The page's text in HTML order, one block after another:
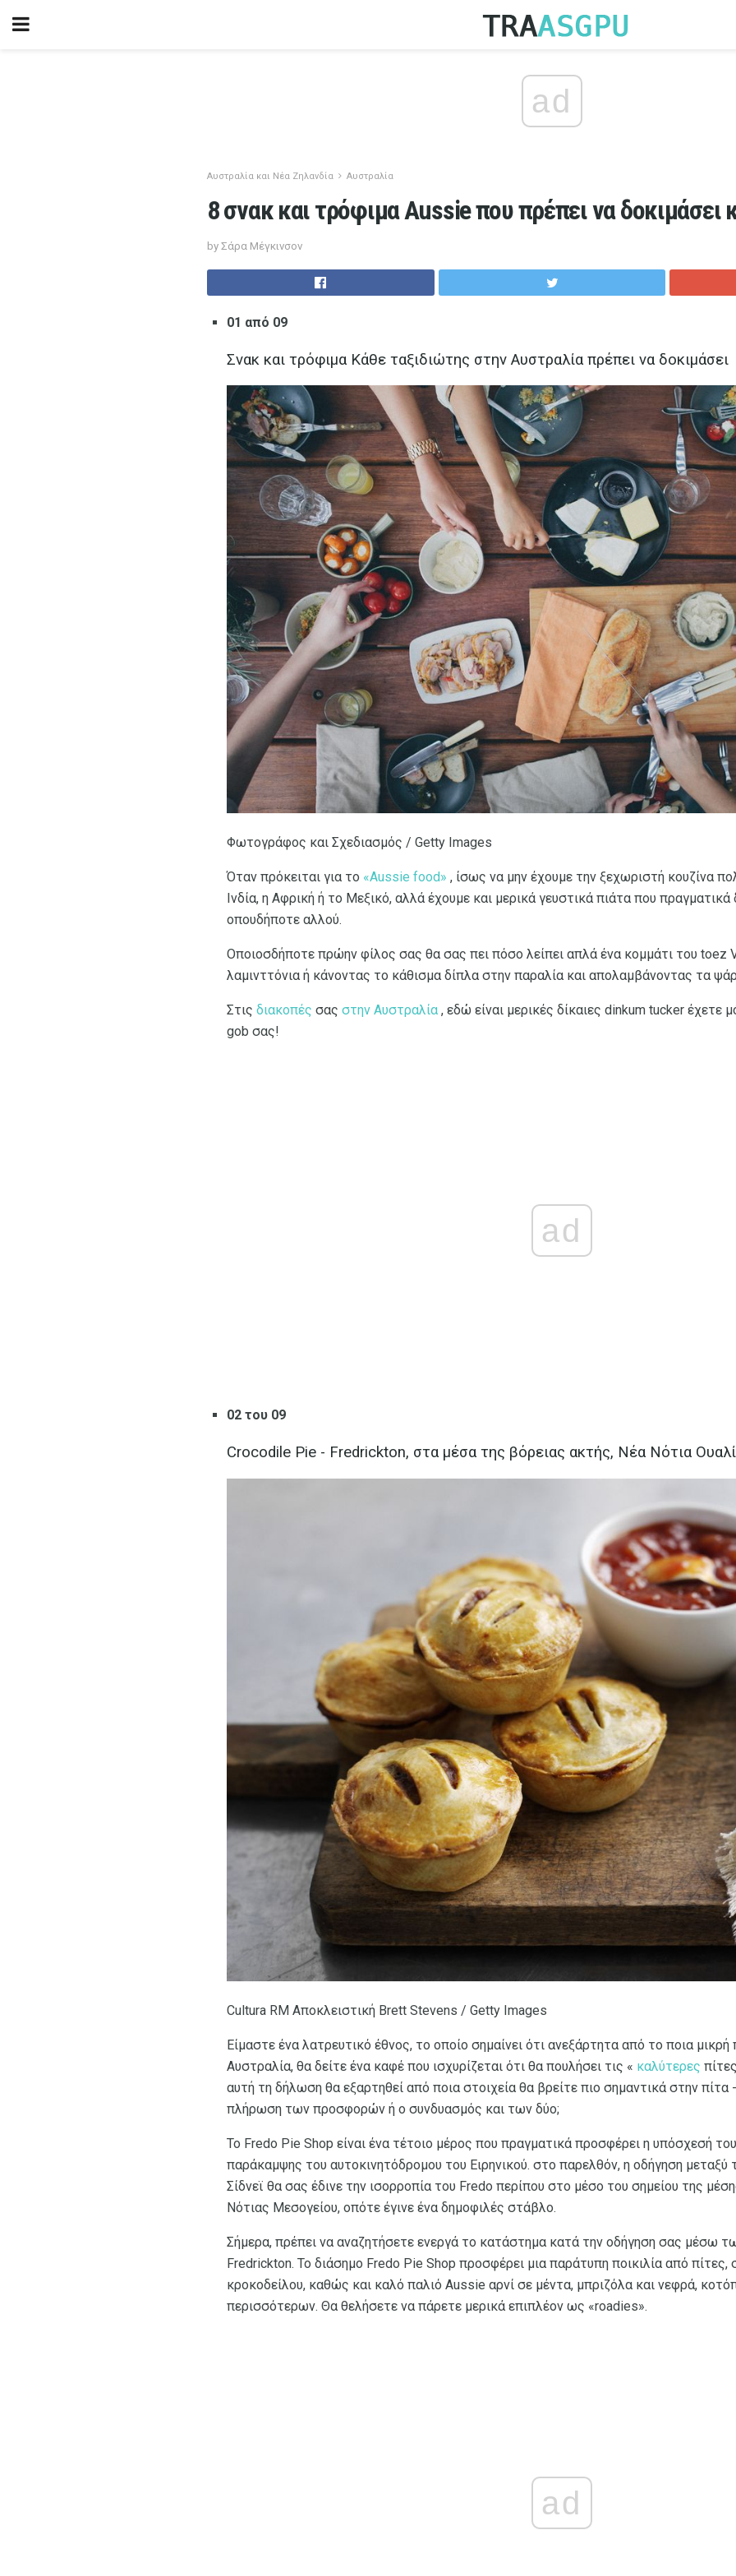
ad
Αυστραλία και Νέα Ζηλανδία Αυστραλία
8 σνακ και τρόφιμα Aussie που πρέπει να δοκιμάσει
by Σάρα Μέγκινσον
01 από 09
Σνακ και τρόφιμα Κάθε ταξιδιώτης στην Αυστραλία πρέπει να δοκιμάσει
Φωτογράφος και Σχεδιασμός / Getty Images
Όταν πρόκειται για το «Aussie food» , ίσως να μην έχουμε την ξεχωριστή κουζίνα
Ινδία, η Αφρική ή το Μεξικό, αλλά έχουμε και μερικά γευστικά πιάτα που
οπουδήποτε αλλού.
Οποιοσδήποτε πρώην φίλος σας θα σας πει πόσο λείπει απλά ένα κομμάτι του toez
λαμινττόνια ή κάνοντας το κάθισμα δίπλα στην παραλία και απολαμβάνοντας τα
Στις διακοπές σας στην Αυστραλία , εδώ είναι μερικές δίκαιες dinkum tucker έχετε
gob σας!
ad
02 του 09
Crocodile Pie - Fredrickton, στα μέσα της βόρειας ακτής, Νέα Νότια
Cultura RM Αποκλειστική Brett Stevens / Getty Images
Είμαστε ένα λατρευτικό έθνος, το οποίο σημαίνει ότι ανεξάρτητα από το ποια μικρή
Αυστραλία, θα δείτε ένα καφέ που ισχυρίζεται ότι θα πουλήσει τις « καλύτερες
αυτή τη δήλωση θα εξαρτηθεί από ποια στοιχεία θα βρείτε πιο σημαντικά στην πίτα
πλήρωση των προσφορών ή ο συνδυασμός και των δύο;
Το Fredo Pie Shop είναι ένα τέτοιο μέρος που πραγματικά προσφέρει η υπόσχεσή
παράκαμψης του αυτοκινητόδρομου του Ειρηνικού. στο παρελθόν, η οδήγηση μεταξύ
Σίδνεϊ θα σας έδινε την ισορροπία του Fredo περίπου στο μέσο του σημείου της
Νότιας Μεσογείου, οπότε έγινε ένα δημοφιλές στάβλο.
Σήμερα, πρέπει να αναζητήσετε ενεργά το κατάστημα κατά την οδήγηση σας μέσω
Fredrickton. Το διάσημο Fredo Pie Shop προσφέρει μια παράτυπη ποικιλία από
κροκοδείλου, καθώς και καλό παλιό Aussie αρνί σε μέντα, μπριζόλα και νεφρά,
περισσότερων. Θα θελήσετε να πάρετε μερικά επιπλέον ως «roadies».
ad